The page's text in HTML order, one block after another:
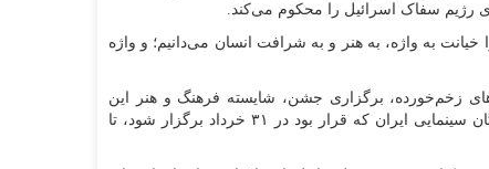
رژیم سفاک اسرائیل را محکوم می‌کند.
به واژه، به هنر و به شرافت انسان می‌دانیم؛ و واژه
زخم‌خورده، برگزاری جشن، شایسته‌ فرهنگ و هنر این
سرزمین نیست. از همین رو، پانزدهمین جشن منتقدان و نویسندگان سینمایی ایران که قرار بود در ۳۱ خرداد برگزار شود، تا